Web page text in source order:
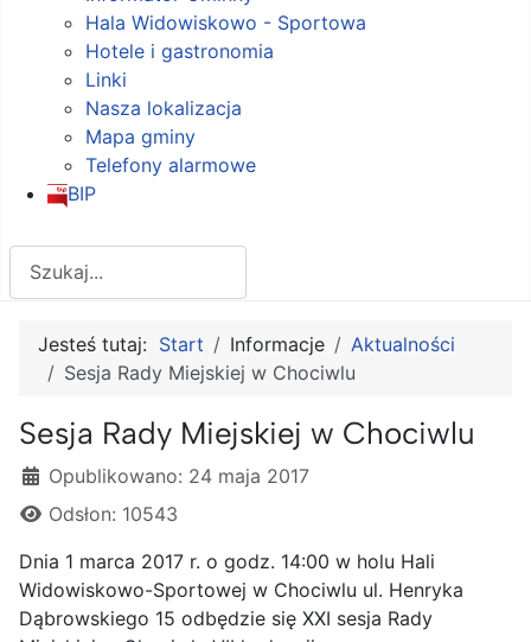
Hala Widowiskowo - Sportowa
Hotele i gastronomia
Linki
Nasza lokalizacja
Mapa gminy
Telefony alarmowe
BIP
Jesteś tutaj: Start Informacje
Aktualności
Sesja Rady Miejskiej w Chociwlu
Sesja Rady Miejskiej w Chociwlu
Szczegóły
Opublikowano: 24 maja 2017
Odsłon: 10543
Dnia 1 marca 2017 r. o godz. 14:00 w holu Hali
Widowiskowo-Sportowej w Chociwlu ul. Henryka
Dąbrowskiego 15 odbędzie się XXI sesja Rady